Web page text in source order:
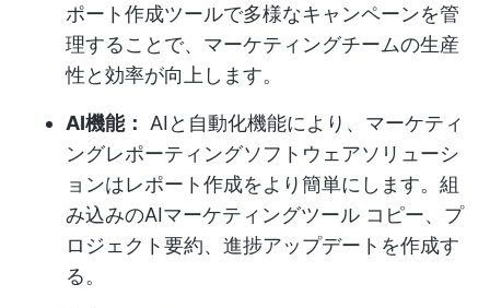
ポート作成ツールで多様なキャンペーンを管
理することで、マーケティングチームの生産
性と効率が向上します。
AI機能：
AIと自動化機能により、マーケティ
ングレポーティングソフトウェアソリューシ
ョンはレポート作成をより簡単にします。組
み込みのAIマーケティングツール コピー、プ
ロジェクト要約、進捗アップデートを作成す
る。